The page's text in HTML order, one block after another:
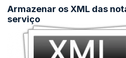
Armazenar os XML das
serviço